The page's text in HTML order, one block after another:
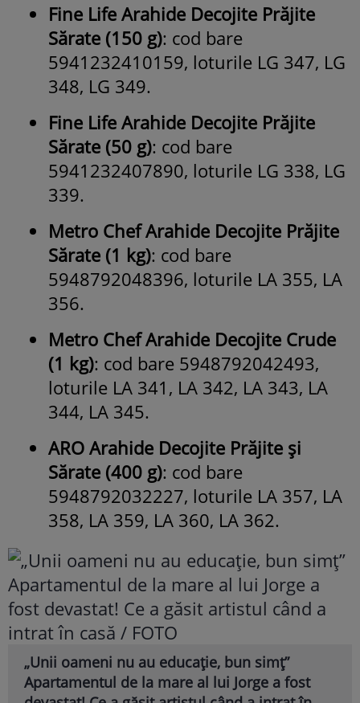
Fine Life Arahide Decojite Prăjite
Sărate (150 g): cod bare
5941232410159, loturile LG 347, LG
348, LG 349.
Fine Life Arahide Decojite Prăjite
Sărate (50 g): cod bare
5941232407890, loturile LG 338, LG
339.
Metro Chef Arahide Decojite Prăjite
Sărate (1 kg): cod bare
5948792048396, loturile LA 355, LA
356.
Metro Chef Arahide Decojite Crude
(1 kg): cod bare 5948792042493,
loturile LA 341, LA 342, LA 343, LA
344, LA 345.
ARO Arahide Decojite Prăjite și
Sărate (400 g): cod bare
5948792032227, loturile LA 357, LA
358, LA 359, LA 360, LA 362.
„Unii oameni nu au educație, bun simț”
Apartamentul de la mare al lui Jorge a fost